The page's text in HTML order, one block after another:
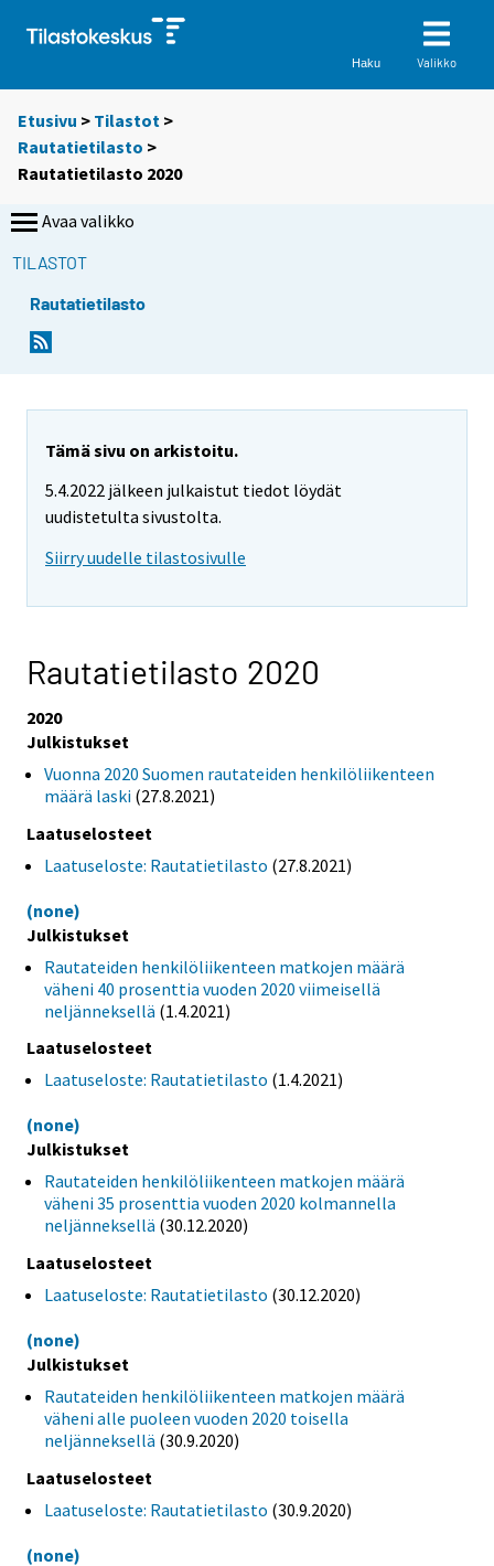
Haku Valikko
Etusivu > Tilastot >
Rautatietilasto >
Rautatietilasto 2020
Avaa valikko
TILASTOT
Rautatietilasto
Tämä sivu on arkistoitu.
5.4.2022 jälkeen julkaistut tiedot löydät
uudistetulta sivustolta.
Siirry uudelle tilastosivulle
Rautatietilasto 2020
2020
Julkistukset
Vuonna 2020 Suomen rautateiden henkilöliikenteen
määrä laski (27.8.2021)
Laatuselosteet
Laatuseloste: Rautatietilasto (27.8.2021)
(none)
Julkistukset
Rautateiden henkilöliikenteen matkojen määrä
väheni 40 prosenttia vuoden 2020 viimeisellä
neljänneksellä (1.4.2021)
Laatuselosteet
Laatuseloste: Rautatietilasto (1.4.2021)
(none)
Julkistukset
Rautateiden henkilöliikenteen matkojen määrä
väheni 35 prosenttia vuoden 2020 kolmannella
neljänneksellä (30.12.2020)
Laatuselosteet
Laatuseloste: Rautatietilasto (30.12.2020)
(none)
Julkistukset
Rautateiden henkilöliikenteen matkojen määrä
väheni alle puoleen vuoden 2020 toisella
neljänneksellä (30.9.2020)
Laatuselosteet
Laatuseloste: Rautatietilasto (30.9.2020)
(none)